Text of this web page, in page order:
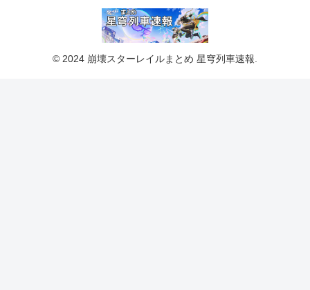
© 2024 崩壊スターレイルまとめ 星穹列車速報.